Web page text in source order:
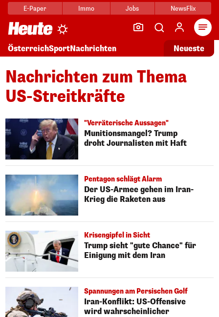
E-Paper Immo Jobs NewsFlix
ÖsterreichSportNachrichten Neueste
Nachrichten zum Thema
US-Streitkräfte
"Verräterische Aussagen"
Munitionsmangel? Trump
droht Journalisten mit Haft
Pentagon schlägt Alarm
Der US-Armee gehen im Iran-
Krieg die Raketen aus
Krisengipfel in Sicht
Trump sieht "gute Chance" für
Einigung mit dem Iran
Spannungen am Persischen Golf
Iran-Konflikt: US-Offensive
wird wahrscheinlicher